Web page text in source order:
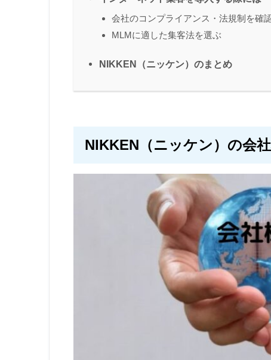
会社のコンプライアンス・法規制を確
MLMに適した集客法を選ぶ
NIKKEN（ニッケン）のまとめ
NIKKEN（ニッケン）の会